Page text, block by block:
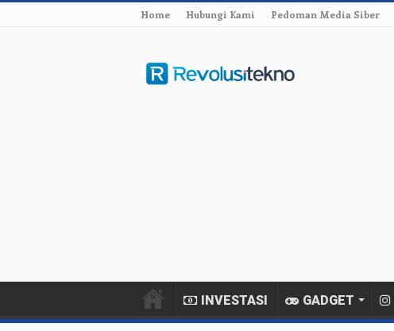
Home Hubungi Kami Pedoman Media Siber
INVESTASI GADGET